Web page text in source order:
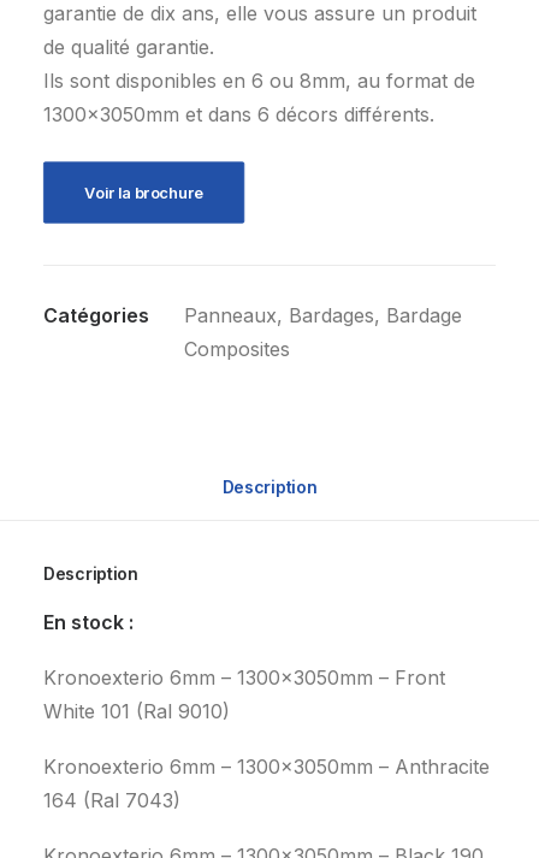
garantie de dix ans, elle vous assure un produit
de qualité garantie.
Ils sont disponibles en 6 ou 8mm, au format de
1300x3050mm et dans 6 décors différents.
Voir la brochure
Catégories Panneaux, Bardages, Bardage
Composites
Description
Description
En stock :
Kronoexterio 6mm – 1300x3050mm – Front
White 101 (Ral 9010)
Kronoexterio 6mm – 1300x3050mm – Anthracite
164 (Ral 7043)